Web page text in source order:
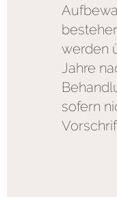
werden
Jahre
sofern